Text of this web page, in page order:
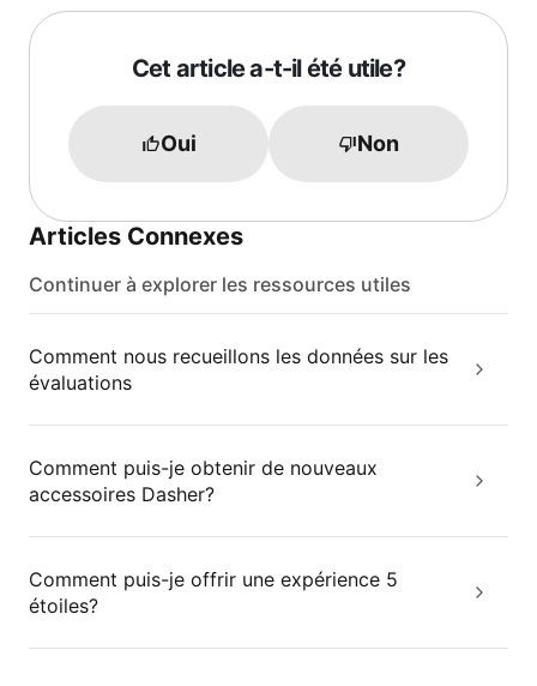
Cet article a-t-il été utile?
Oui Non
Articles Connexes
Continuer à explorer les ressources utiles
Comment nous recueillons les données sur les
évaluations
Comment puis-je obtenir de nouveaux
accessoires Dasher?
Comment puis-je offrir une expérience 5
étoiles?